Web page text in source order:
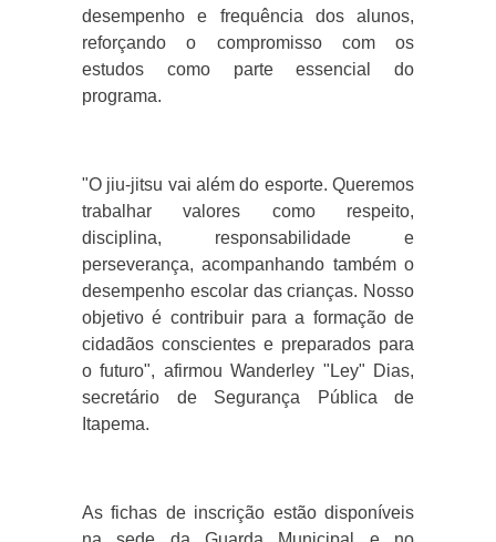
desempenho e frequência dos alunos,
reforçando o compromisso com os
estudos como parte essencial do
programa.
"O jiu-jitsu vai além do esporte. Queremos
trabalhar valores como respeito,
disciplina, responsabilidade e
perseverança, acompanhando também o
desempenho escolar das crianças. Nosso
objetivo é contribuir para a formação de
cidadãos conscientes e preparados para
o futuro", afirmou Wanderley "Ley" Dias,
secretário de Segurança Pública de
Itapema.
As fichas de inscrição estão disponíveis